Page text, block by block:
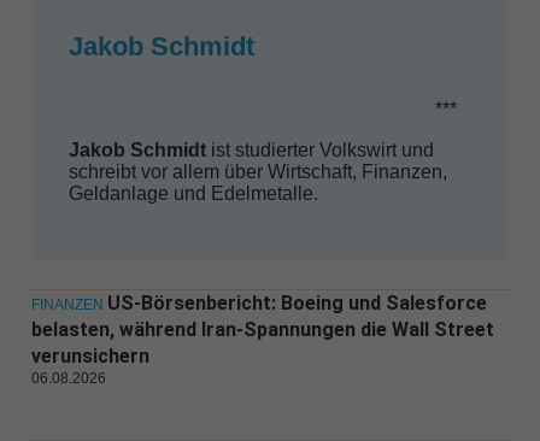
Jakob Schmidt
***
Jakob Schmidtist studierter Volkswirt und
schreibt vor allem über Wirtschaft, Finanzen,
Geldanlage und Edelmetalle.
FINANZEN US-Börsenbericht: Boeing und Salesforce
belasten, während Iran-Spannungen die Wall Street
verunsichern
06.08.2026